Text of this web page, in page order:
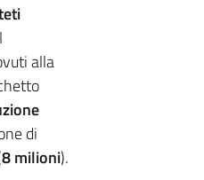
alla
di
8 milioni).